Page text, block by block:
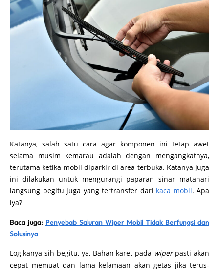
Katanya, salah satu cara agar komponen ini tetap awet
selama musim kemarau adalah dengan mengangkatnya,
terutama ketika mobil diparkir di area terbuka. Katanya juga
ini dilakukan untuk mengurangi paparan sinar matahari
langsung begitu juga yang tertransfer dari kaca mobil. Apa
iya?
Baca juga: Penyebab Saluran Wiper Mobil Tidak Berfungsi dan
Solusinya
Logikanya sih begitu, ya, Bahan karet pada wiperpasti akan
cepat memuat dan lama kelamaan akan getas jika terus-